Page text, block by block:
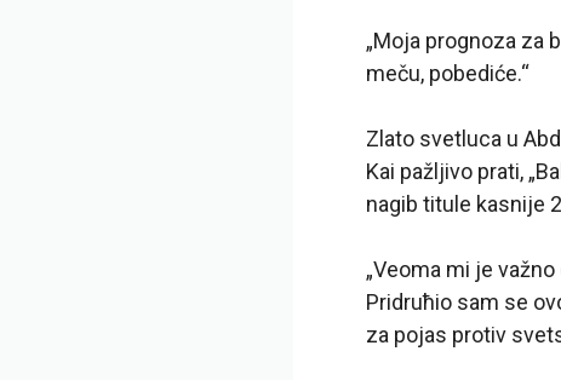
„Moja prognoza za
meču, pobediće.“
Zlato svetluca u
Kai pažljivo prati,
nagib titule kasnije
„Veoma mi je
Pridruћio sam se
za pojas protiv